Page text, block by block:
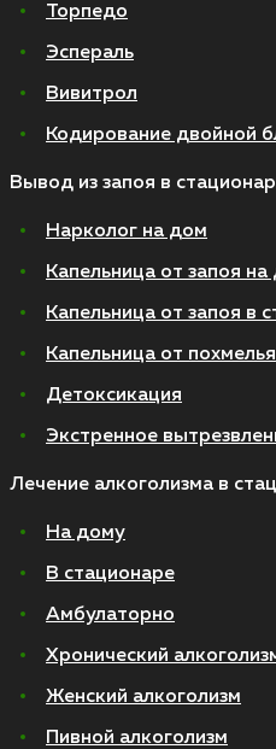
Торпедо
Эспераль
Вивитрол
Кодирование двойной
Вывод из запоя в
Нарколог на дом
Капельница от запоя
Капельница от запоя в
Капельница от похмелья
Детоксикация
Экстренное
Лечение алкоголизма в
На дому
В стационаре
Амбулаторно
Хронический
Женский алкоголизм
Пивной алкоголизм